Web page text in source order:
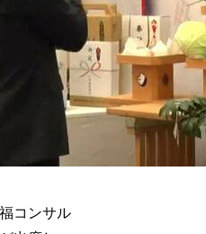
コンサル